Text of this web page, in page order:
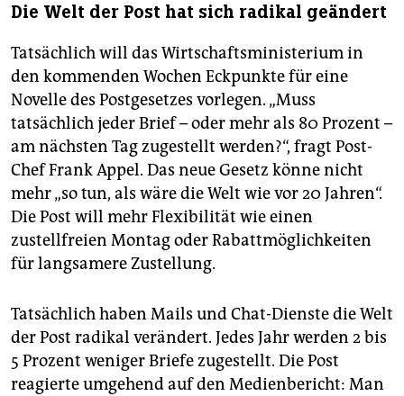
Die Welt der Post hat sich radikal geändert
Tatsächlich will das Wirtschaftsministerium in
den kommenden Wochen Eckpunkte für eine
Novelle des Postgesetzes vorlegen. „Muss
tatsächlich jeder Brief – oder mehr als 80 Prozent –
am nächsten Tag zugestellt werden?“, fragt Post-
Chef Frank Appel. Das neue Gesetz könne nicht
mehr „so tun, als wäre die Welt wie vor 20 Jahren“.
Die Post will mehr Flexibilität wie einen
zustellfreien Montag oder Rabattmöglichkeiten
für langsamere Zustellung.
Tatsächlich haben Mails und Chat-Dienste die Welt
der Post radikal verändert. Jedes Jahr werden 2 bis
5 Prozent weniger Briefe zugestellt. Die Post
reagierte umgehend auf den Medienbericht: Man